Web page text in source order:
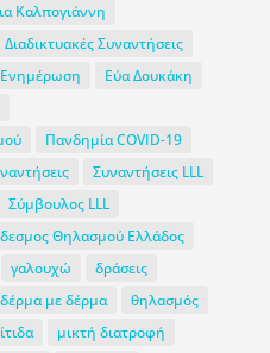
Καλπογιάννη
Διαδικτυακές Συναντήσεις
Ενημέρωση
Εύα Δουκάκη
Πανδημία COVID-19
Συναντήσεις LLL
Σύμβουλος LLL
Θηλασμού Ελλάδος
γαλουχώ
δράσεις
με δέρμα
θηλασμός
μικτή διατροφή